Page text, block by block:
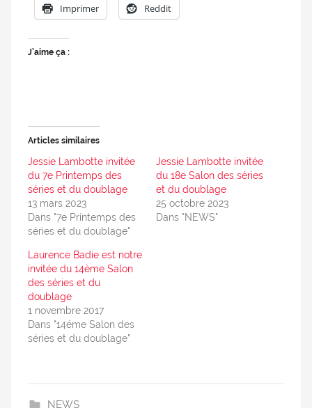
Imprimer Reddit
J’aime ça :
Articles similaires
Jessie Lambotte invitée
du 7e Printemps des
séries et du doublage
13 mars 2023
Dans "7e Printemps des
séries et du doublage"
Jessie Lambotte invitée
du 18e Salon des séries
et du doublage
25 octobre 2023
Dans "NEWS"
Laurence Badie est notre
invitée du 14ème Salon
des séries et du
doublage
1 novembre 2017
Dans "14éme Salon des
séries et du doublage"
NEWS